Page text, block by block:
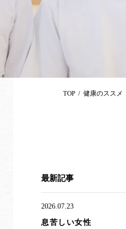
TOP 健康のススメ
最新記事
2026.07.23
息苦しい女性